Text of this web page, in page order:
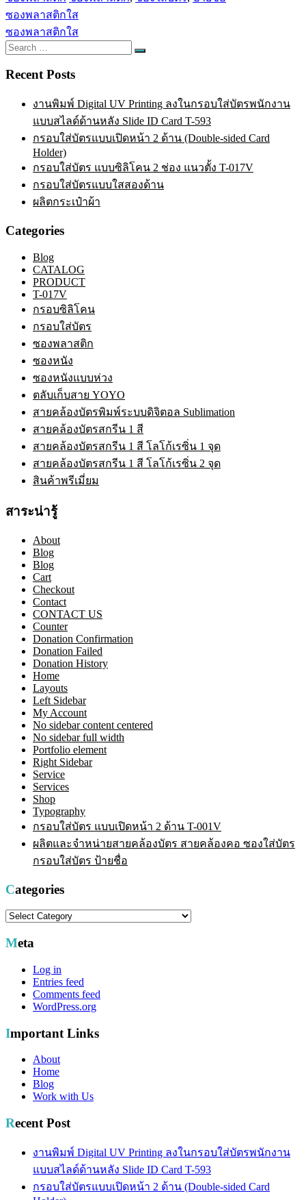
Post
navigation
ซองพลาสติกใส
ซองพลาสติกใส
Search
for:
Search
Recent Posts
งานพิมพ์ Digital UV Printing ลงในกรอบใส่บัตรพนักงาน
แบบสไลด์ด้านหลัง Slide ID Card T-593
กรอบใส่บัตรแบบเปิดหน้า 2 ด้าน (Double-sided Card
Holder)
กรอบใส่บัตร แบบซิลิโคน 2 ช่อง แนวตั้ง T-017V
กรอบใส่บัตรแบบใสสองด้าน
ผลิตกระเป๋าผ้า
Categories
Blog
CATALOG
PRODUCT
T-017V
กรอบซิลิโคน
กรอบใส่บัตร
ซองพลาสติก
ซองหนัง
ซองหนังแบบห่วง
ตลับเก็บสาย YOYO
สายคล้องบัตรพิมพ์ระบบดิจิตอล Sublimation
สายคล้องบัตรสกรีน 1 สี
สายคล้องบัตรสกรีน 1 สี โลโก้เรซิ่น 1 จุด
สายคล้องบัตรสกรีน 1 สี โลโก้เรซิ่น 2 จุด
สินค้าพรีเมี่ยม
สาระน่ารู้
About
Blog
Blog
Cart
Checkout
Contact
CONTACT US
Counter
Donation Confirmation
Donation Failed
Donation History
Home
Layouts
Left Sidebar
My Account
No sidebar content centered
No sidebar full width
Portfolio element
Right Sidebar
Service
Services
Shop
Typography
กรอบใส่บัตร แบบเปิดหน้า 2 ด้าน T-001V
ผลิตและจำหน่ายสายคล้องบัตร สายคล้องคอ ซองใส่บัตร
กรอบใส่บัตร ป้ายชื่อ
Categories
Categories
Meta
Log in
Entries feed
Comments feed
WordPress.org
Important Links
About
Home
Blog
Work with Us
Recent Post
งานพิมพ์ Digital UV Printing ลงในกรอบใส่บัตรพนักงาน
แบบสไลด์ด้านหลัง Slide ID Card T-593
กรอบใส่บัตรแบบเปิดหน้า 2 ด้าน (Double-sided Card